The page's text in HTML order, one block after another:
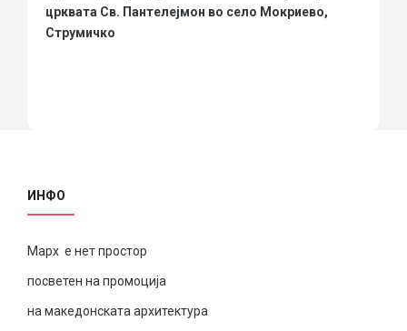
црквата Св. Пантелејмон во село Мокриево,
Струмичко
ИНФО
Марх е нет простор
посветен на промоција
на македонската архитектура